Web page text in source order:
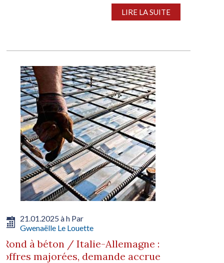
LIRE LA SUITE
21.01.2025 à h Par
Gwenaëlle Le Louette
Rond à béton / Italie-Allemagne :
offres majorées, demande accrue